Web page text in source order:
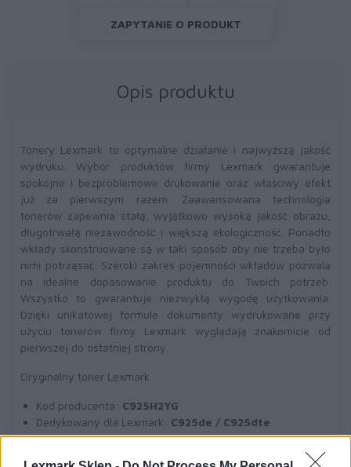
ZAPYTANIE O PRODUKT
Opis produktu
Tonery Lexmark to optymalne działanie i najwyższą jakość
wydruku. Wybór produktów firmy Lexmark gwarantuje
spokojne i bezproblemowe drukowanie oraz właściwy efekt
już za pierwszym razem. Zaawansowana technologia
tonerów zapewnia stałą, wyjątkowo wysoką jakość obrazu,
długotrwałą niezawodność i większą ekologiczność. Ponadto
wkłady skonstruowane są w taki sposób aby nie trzeba było
nimi potrząsać. Szeroki zakres pojemności wkładów pozwala
na idealne dopasowanie produktu do Twoich potrzeb.
Wszystko to gwarantuje niezwykłą wygodę użytkowania.
Dzięki unikatowej formule dokumenty wydrukowane przy
użyciu tonerów firmy Lexmark wyglądają znakomicie od
pierwszej do ostatniej strony.
Oryginalny toner Lexmark
Kod producenta: C925H2YG
Dedykowany dla Lexmark: C925de / C925dte
Wydajność:7500 str.A4 (przy 5% pokryciu)